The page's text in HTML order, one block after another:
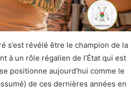
s’est révélé être le champion de la
à un rôle régalien de l’État qui est
positionne aujourd’hui comme le
de ces dernières années en